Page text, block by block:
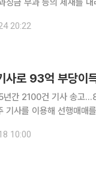
등의 제재를 내리기로 했다. 금융위원회 산하 증
는 종속기업 투자주식 손
20:22
사로 93억 부당이
년간 2100건 기사 송고
10:00